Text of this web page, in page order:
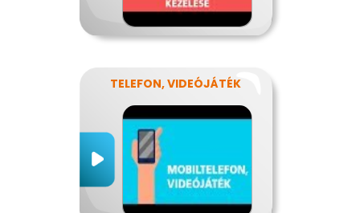
TELEFON, VIDEÓJÁTÉK